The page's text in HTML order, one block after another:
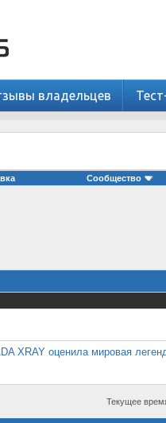
владельцев
Сообщество
XRAY оценила мировая
Текущее